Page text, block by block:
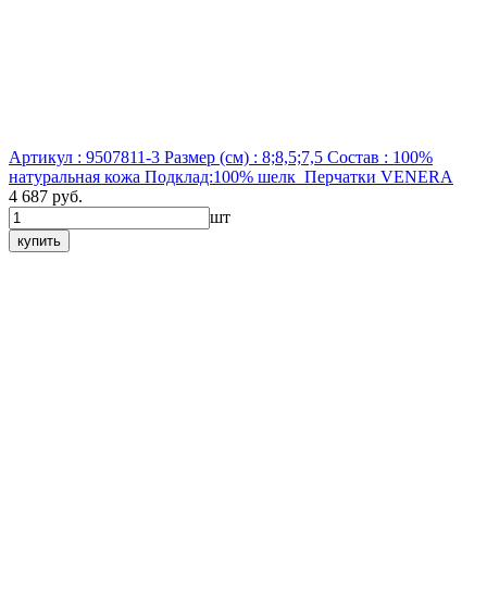
Артикул : 9507811-3 Размер (см) : 8;8,5;7,5 Состав : 100%
натуральная кожа Подклад:100% шелк Перчатки VENERA
4 687 руб.
шт
купить